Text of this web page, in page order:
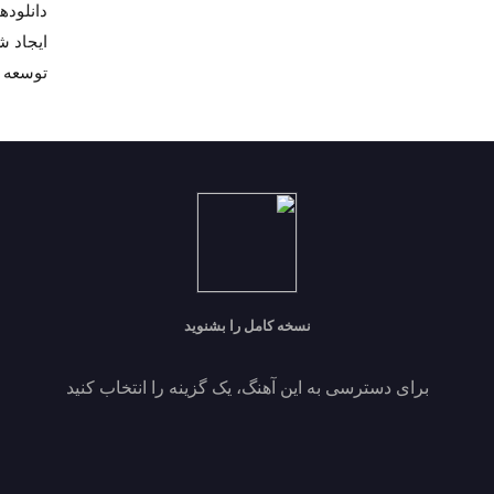
دانلودها
ايجاد شده
توسعه
نسخه کامل را بشنوید
برای دسترسی به این آهنگ، یک گزینه را انتخاب کنید